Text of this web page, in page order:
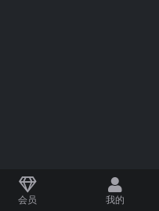
会员 我的